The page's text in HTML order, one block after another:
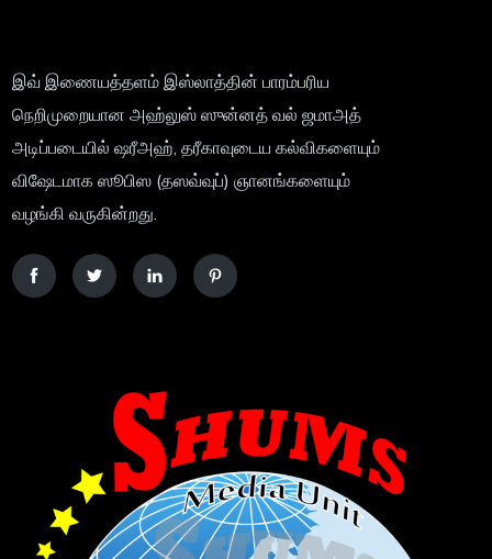
இவ் இணையத்தளம் இஸ்லாத்தின் பாரம்பரிய
நெறிமுறையான அஹ்லுஸ் ஸுன்னத் வல் ஜமாஅத்
அடிப்படையில் ஷரீஅஹ், தரீகாவுடைய கல்விகளையும்
விஷேடமாக ஸூபிஸ (தஸவ்வுப்) ஞானங்களையும்
வழங்கி வருகின்றது.